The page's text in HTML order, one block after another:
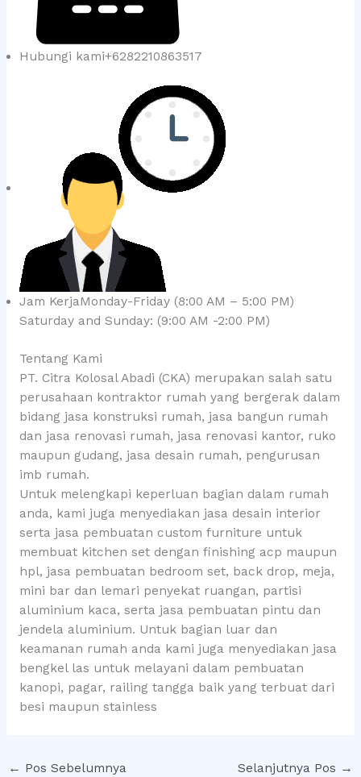
Hubungi kami+6282210863517
Jam KerjaMonday-Friday (8:00 AM – 5:00 PM)
Saturday and Sunday: (9:00 AM -2:00 PM)
Tentang Kami
PT. Citra Kolosal Abadi (CKA) merupakan salah satu
perusahaan kontraktor rumah yang bergerak dalam
bidang jasa konstruksi rumah, jasa bangun rumah
dan jasa renovasi rumah, jasa renovasi kantor, ruko
maupun gudang, jasa desain rumah, pengurusan
imb rumah.
Untuk melengkapi keperluan bagian dalam rumah
anda, kami juga menyediakan jasa desain interior
serta jasa pembuatan custom furniture untuk
membuat kitchen set dengan finishing acp maupun
hpl, jasa pembuatan bedroom set, back drop, meja,
mini bar dan lemari penyekat ruangan, partisi
aluminium kaca, serta jasa pembuatan pintu dan
jendela aluminium. Untuk bagian luar dan
keamanan rumah anda kami juga menyediakan jasa
bengkel las untuk melayani dalam pembuatan
kanopi, pagar, railing tangga baik yang terbuat dari
besi maupun stainless
← Pos Sebelumnya Selanjutnya Pos →